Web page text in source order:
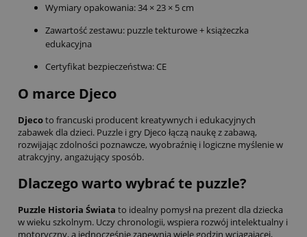
Wymiary opakowania: 34 × 23 × 5 cm
Zawartość zestawu: puzzle tekturowe + książeczka
edukacyjna
Certyfikat bezpieczeństwa: CE
O marce Djeco
Djecoto francuski producent kreatywnych i edukacyjnych
zabawek dla dzieci. Puzzle i gry Djeco łączą naukę z zabawą,
rozwijając zdolności poznawcze, wyobraźnię i logiczne myślenie w
atrakcyjny, angażujący sposób.
Dlaczego warto wybrać te puzzle?
Puzzle Historia Świata to idealny pomysł na prezent dla dziecka
w wieku szkolnym. Uczy chronologii, wspiera rozwój intelektualny i
motoryczny, a jednocześnie zapewnia wiele godzin wciągającej,